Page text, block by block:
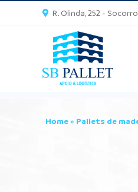
R. Olinda, 252 -
Home» Pallets de